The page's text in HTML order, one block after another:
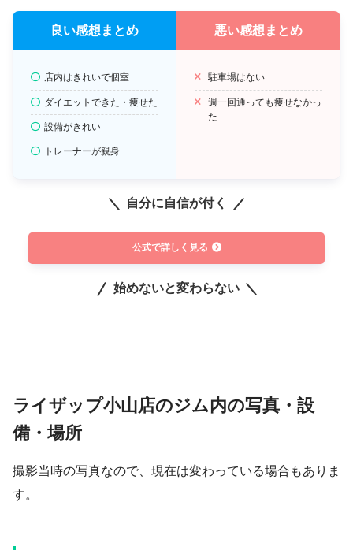
良い感想まとめ
店内はきれいで個室
ダイエットできた・痩せた
設備がきれい
トレーナーが親身
悪い感想まとめ
駐車場はない
週一回通っても痩せなかっ
た
自分に自信が付く
公式で詳しく見る
始めないと変わらない
ライザップ小山店のジム内の写真・設
備・場所
撮影当時の写真なので、現在は変わっている場合もありま
す。